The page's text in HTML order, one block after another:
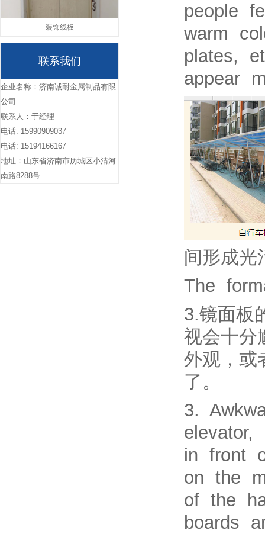
装饰线板
联系我们
企业名称：济南诚耐金属制品有限
公司
联系人：于经理
电话: 15990909037
电话: 15194166167
地址：山东省济南市历城区小清河
南路8288号
people
warm
plates,
appear
间形成光
The
3.镜面板
视会十分
外观，或
了。
3.
in front
on the
of the
boards